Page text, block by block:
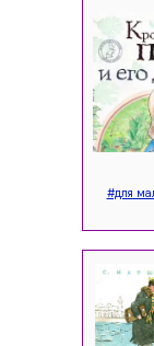
#для